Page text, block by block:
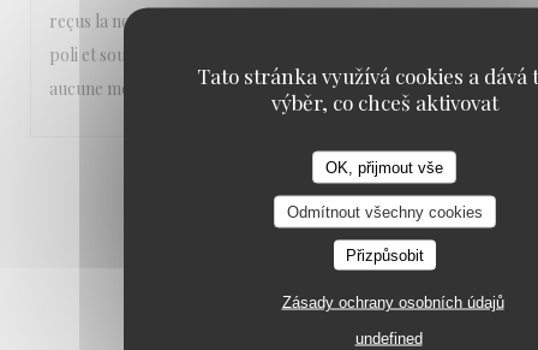
Tato stránka využívá cookies a dává
výběr, co chceš aktivovat
OK, přijmout vše
Odmítnout všechny cookies
Přizpůsobit
Zásady ochrany osobních údajů
undefined
reçus la nourriture est excellente et le personnel aimable
poli et souriant Un vrai plaisir Nous recommandons sans
aucune modération ❤️❤️❤️
3